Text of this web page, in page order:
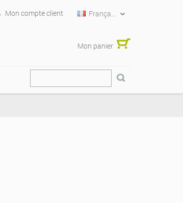
Mon compte client Français
Mon panier